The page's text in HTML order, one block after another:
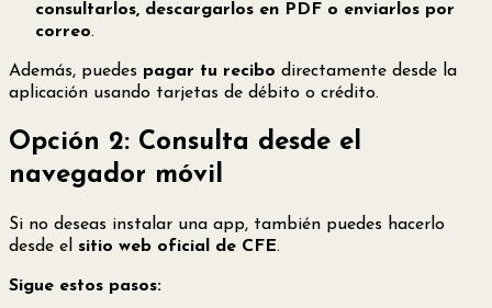
consultarlos, descargarlos en PDF o enviarlos por
correo.
Además, puedes pagar tu recibo directamente desde la
aplicación usando tarjetas de débito o crédito.
Opción 2: Consulta desde el
navegador móvil
Si no deseas instalar una app, también puedes hacerlo
desde el sitio web oficial de CFE.
Sigue estos pasos: